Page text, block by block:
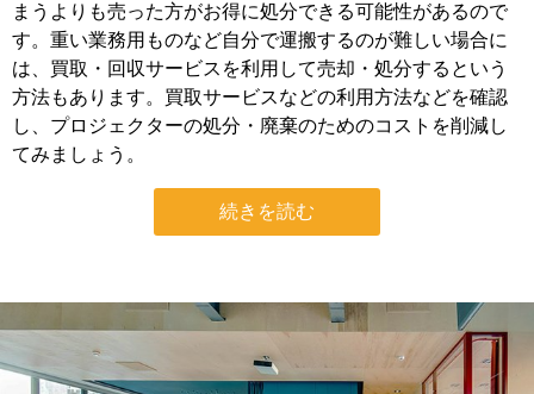
まうよりも売った方がお得に処分できる可能性があるので
す。重い業務用ものなど自分で運搬するのが難しい場合に
は、買取・回収サービスを利用して売却・処分するという
方法もあります。買取サービスなどの利用方法などを確認
し、プロジェクターの処分・廃棄のためのコストを削減し
てみましょう。
続きを読む